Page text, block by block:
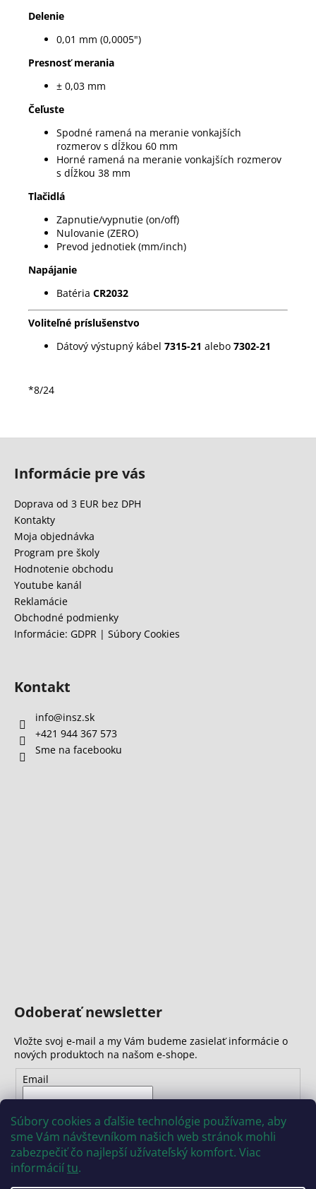
Súbory cookies a ďalšie technológie používame, aby
sme Vám návštevníkom našich web stránok mohli
zabezpečiť čo najlepší užívateľský komfort. Viac
informáciítu.
Delenie
0,01 mm (0,0005")
Presnosť merania
± 0,03 mm
Čeľuste
Spodné ramená na meranie vonkajších
rozmerov s dĺžkou 60 mm
Horné ramená na meranie vonkajších rozmerov
s dĺžkou 38 mm
Tlačidlá
Zapnutie/vypnutie (on/off)
Nulovanie (ZERO)
Prevod jednotiek (mm/inch)
Napájanie
Batéria CR2032
Voliteľné príslušenstvo
Dátový výstupný kábel 7315-21 alebo 7302-21
*8/24
Informácie pre vás
Doprava od 3 EUR bez DPH
Kontakty
Moja objednávka
Program pre školy
Hodnotenie obchodu
Youtube kanál
Reklamácie
Obchodné podmienky
Informácie: GDPR | Súbory Cookies
Kontakt
info@insz.sk
+421 944 367 573
Sme na facebooku
Odoberať newsletter
Vložte svoj e-mail a my Vám budeme zasielať informácie o
nových produktoch na našom e-shope.
Email
osobných údajov
PRIHLÁSIŤ SA